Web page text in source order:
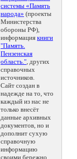
системы «Память
народа» (проекты
Министерства
обороны РФ),
информация книги
"Память.
Пензенская
область.", других
справочных
источников.
Сайт создан в
надежде на то, что
каждый из нас не
только внесёт
данные архивных
документов, но и
дополнит сухую
справочную
информацию
своими бережно